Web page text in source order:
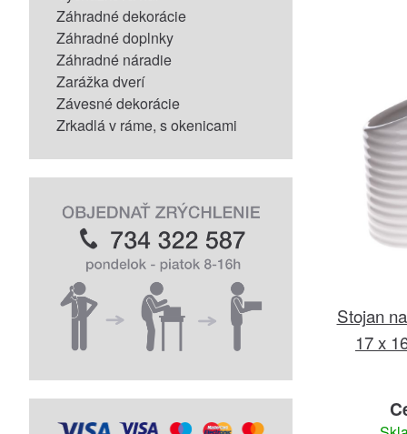
Záhradné dekorácie
Záhradné doplnky
Záhradné náradie
Zarážka dverí
Závesné dekorácie
Zrkadlá v ráme, s okenicami
Stojan
17 x